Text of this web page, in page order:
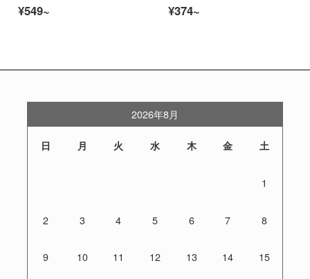
¥549~
¥374~
2026年8月
日 月 火 水 木 金 土
1
2 3 4 5 6 7 8
9 10 11 12 13 14 15